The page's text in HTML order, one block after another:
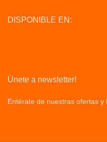
DISPONIBLE EN:
Únete a newsletter!
Entérate de nuestras ofertas y